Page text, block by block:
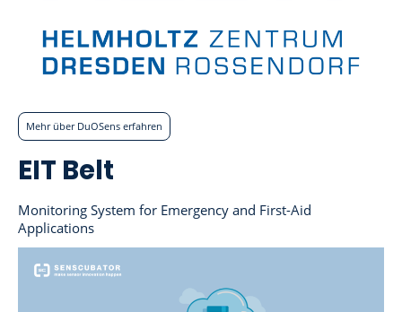
Mehr über DuOSens erfahren
EIT Belt
Monitoring System for Emergency and First-Aid
Applications